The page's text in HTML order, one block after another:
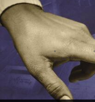
संकेत:
कद, दलबदलुओं
लेखन आबिद खान Jul 13, 2024
क्या है खबर?
7 राज्यों की 13 सीटों